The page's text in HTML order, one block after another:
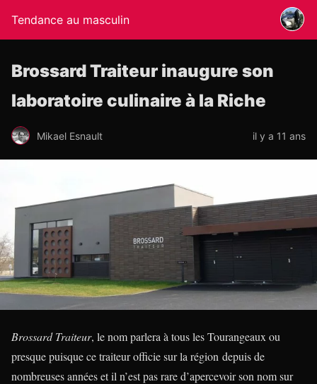
Tendance au masculin
Brossard Traiteur inaugure son
laboratoire culinaire à la Riche
Mikael Esnault il y a 11 ans
Brossard Traiteur, le nom parlera à tous les Tourangeaux ou
presque puisque ce traiteur officie sur la région depuis de
nombreuses années et il n’est pas rare d’apercevoir son nom sur